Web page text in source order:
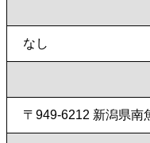
なし
〒949-6212 新潟県南